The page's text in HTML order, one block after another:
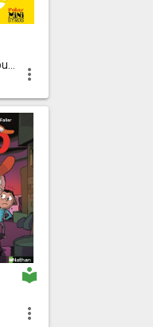
more_vert
local_library
more_vert